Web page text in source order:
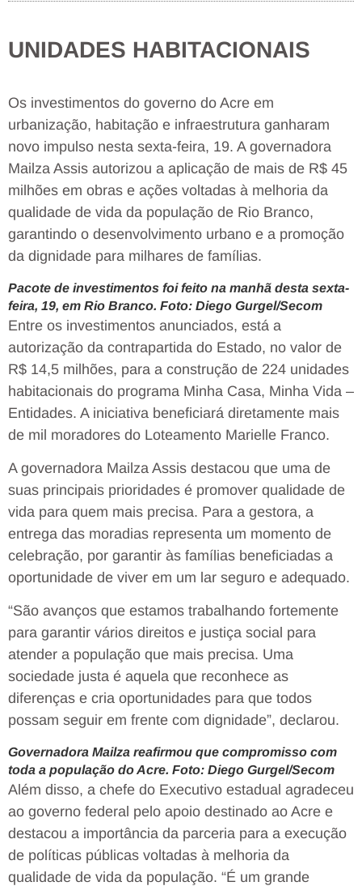
UNIDADES HABITACIONAIS
Os investimentos do governo do Acre em
urbanização, habitação e infraestrutura ganharam
novo impulso nesta sexta-feira, 19. A governadora
Mailza Assis autorizou a aplicação de mais de R$ 45
milhões em obras e ações voltadas à melhoria da
qualidade de vida da população de Rio Branco,
garantindo o desenvolvimento urbano e a promoção
da dignidade para milhares de famílias.
Pacote de investimentos foi feito na manhã desta sexta-
feira, 19, em Rio Branco. Foto: Diego Gurgel/Secom
Entre os investimentos anunciados, está a
autorização da contrapartida do Estado, no valor de
R$ 14,5 milhões, para a construção de 224 unidades
habitacionais do programa Minha Casa, Minha Vida –
Entidades. A iniciativa beneficiará diretamente mais
de mil moradores do Loteamento Marielle Franco.
A governadora Mailza Assis destacou que uma de
suas principais prioridades é promover qualidade de
vida para quem mais precisa. Para a gestora, a
entrega das moradias representa um momento de
celebração, por garantir às famílias beneficiadas a
oportunidade de viver em um lar seguro e adequado.
“São avanços que estamos trabalhando fortemente
para garantir vários direitos e justiça social para
atender a população que mais precisa. Uma
sociedade justa é aquela que reconhece as
diferenças e cria oportunidades para que todos
possam seguir em frente com dignidade”, declarou.
Governadora Mailza reafirmou que compromisso com
toda a população do Acre. Foto: Diego Gurgel/Secom
Além disso, a chefe do Executivo estadual agradeceu
ao governo federal pelo apoio destinado ao Acre e
destacou a importância da parceria para a execução
de políticas públicas voltadas à melhoria da
qualidade de vida da população. “É um grande